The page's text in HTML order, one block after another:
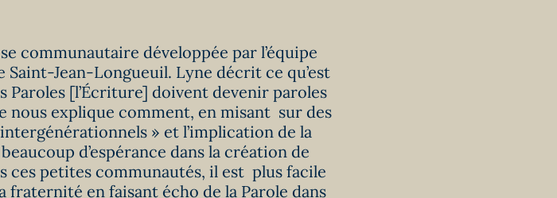
communautaire développée par l’équipe
Saint-Jean-Longueuil. Lyne décrit ce qu’est
Paroles [l’Écriture] doivent devenir paroles
nous explique comment, en misant sur des
» et l’implication de la
d’espérance dans la création de
ces petites communautés, il est plus facile
fraternité en faisant écho de la Parole dans